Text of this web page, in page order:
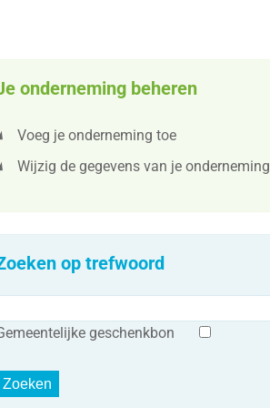
onderneming beheren
Voeg je onderneming toe
Wijzig de gegevens van je onderneming
op trefwoord
geschenkbon